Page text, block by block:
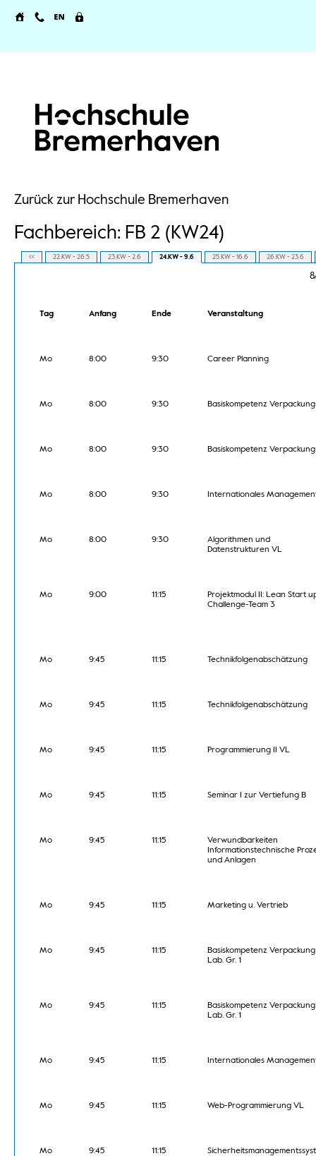
Zurück zur Hochschule Bremerhaven
Fachbereich: FB 2 (KW24)
<< 22.KW - 26.5 23.KW - 2.6 24.KW - 9.6 25.KW - 16.6 26.KW - 23.6
Tag Anfang Ende Veranstaltung
Mo 8:00 9:30 Career Planning
Mo 8:00 9:30 Basiskompetenz
Mo 8:00 9:30 Basiskompetenz
Mo 8:00 9:30 Internationales
Mo 8:00 9:30
Algorithmen und
Datenstrukturen VL
Mo 9:00 11:15
Projektmodul II: Lean Start
Challenge-Team 3
Mo 9:45 11:15 Technikfolgenabschätzung
Mo 9:45 11:15 Technikfolgenabschätzung
Mo 9:45 11:15 Programmierung II VL
Mo 9:45 11:15 Seminar I zur Vertiefung B
Mo 9:45 11:15
Verwundbarkeiten
Informationstechnische
und Anlagen
Mo 9:45 11:15 Marketing u. Vertrieb
Mo 9:45 11:15
Basiskompetenz Verpackung
Lab. Gr. 1
Mo 9:45 11:15
Basiskompetenz Verpackung
Lab. Gr. 1
Mo 9:45 11:15 Internationales
Mo 9:45 11:15 Web-Programmierung VL
Mo 9:45 11:15